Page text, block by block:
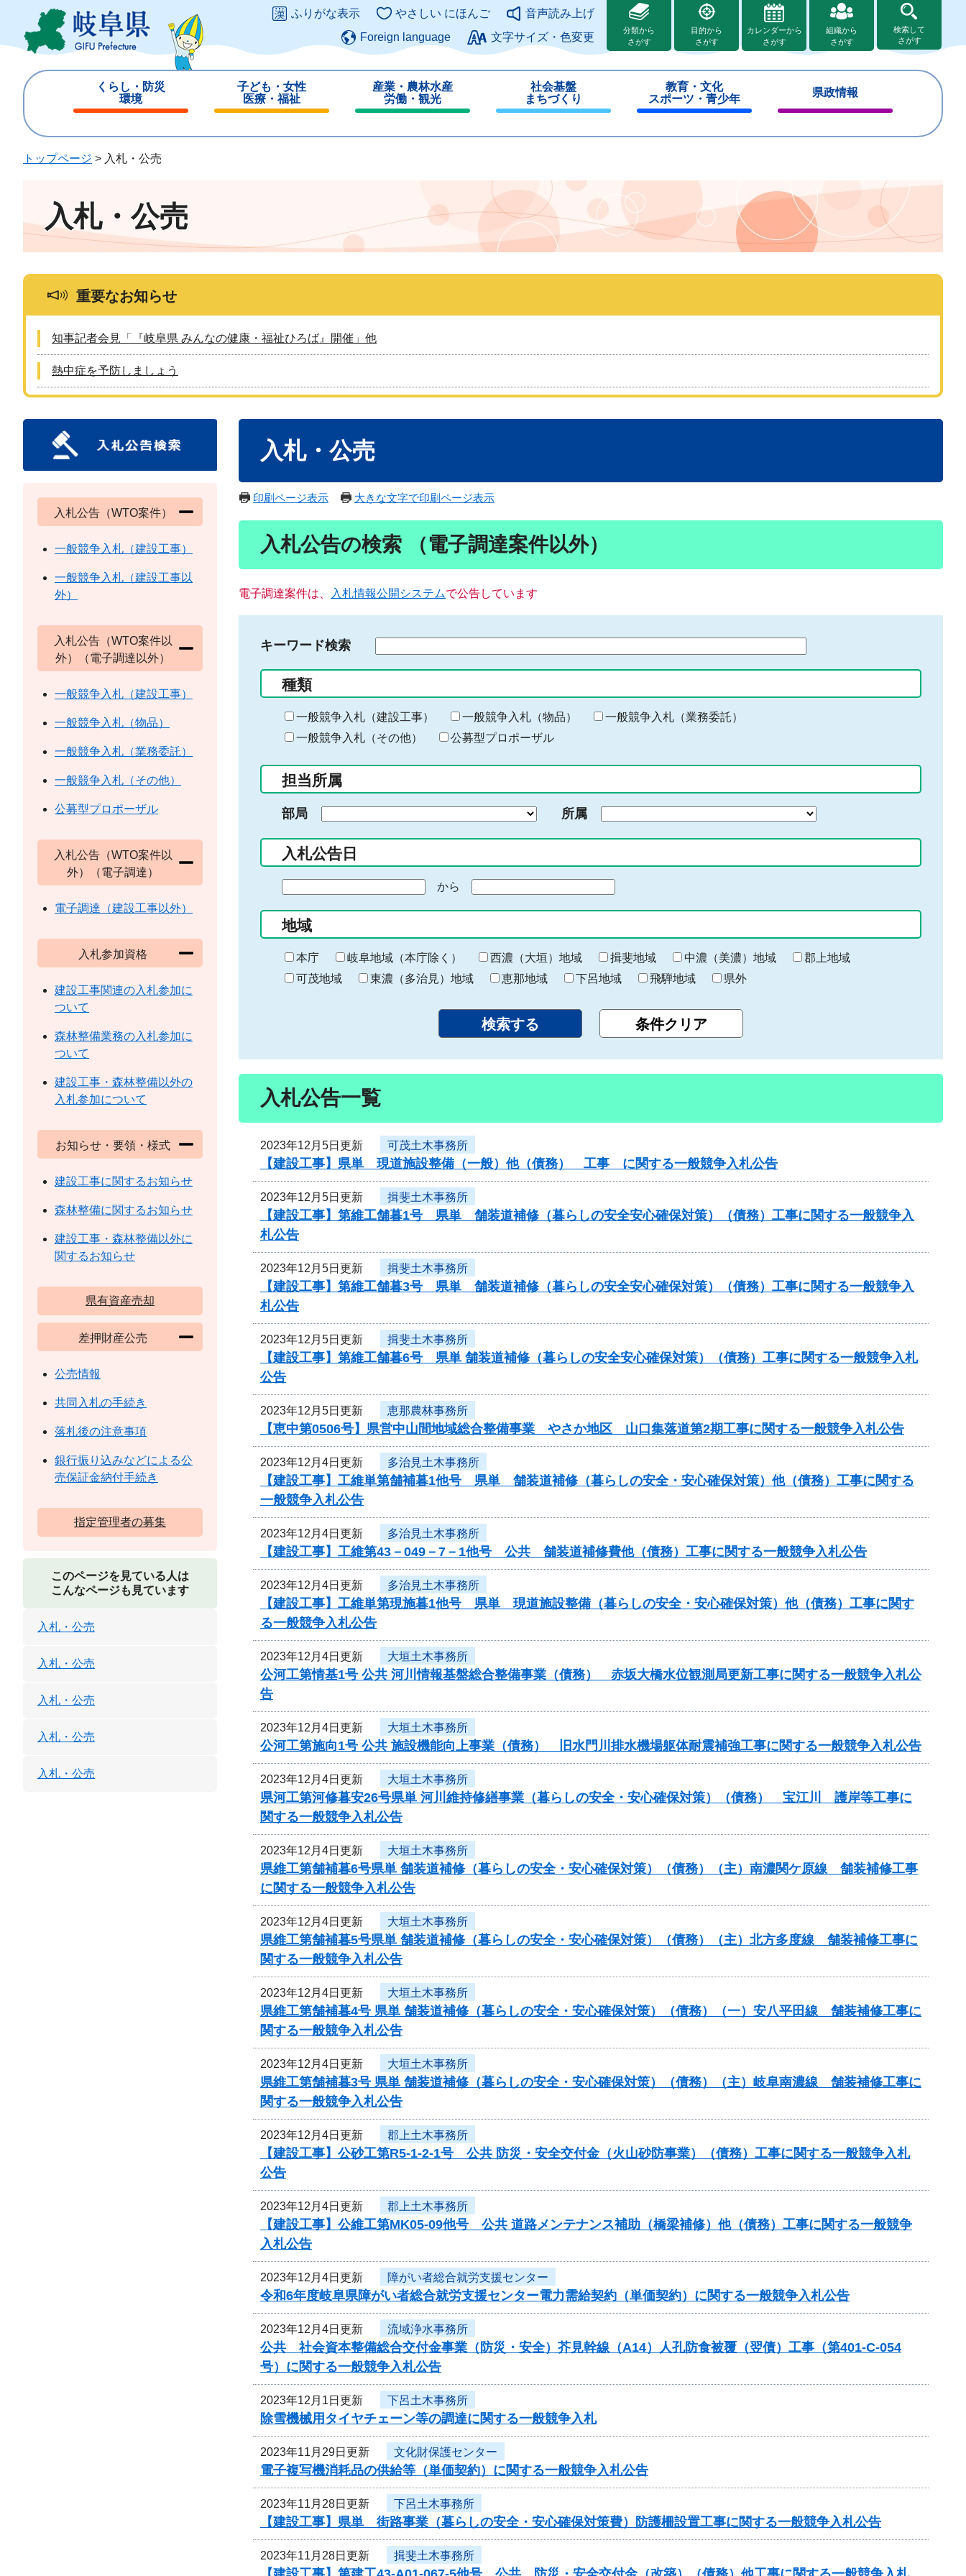
ジ
ュ
このページの本文へ
ふりがな表示 やさしい にほんご
音声読み上げ
Foreign language
文字サイズ・色変更
分類から
さがす
目的から
さがす
カレンダーから
さがす
組織から
さがす
検索して
さがす
くらし・防災
環境
じ
子ども・女性
医療・福祉
じ
産業・農林水産
労働・観光
じ
社会基盤
まちづくり
じ
教育・文化
スポーツ・青少年
じ
県政情報
じ
トップページ > 入札・公売
入札・公売
重要なお知らせ
知事記者会見「『岐阜県 みんなの健康・福祉ひろば』開催」他
熱中症を予防しましょう
入札・公売
印刷ページ表示 大きな文字で印刷ページ表示
入札公告の検索 （電子調達案件以外）
電子調達案件は、 入札情報公開システムで公告しています
キーワード検索
る
キ
ー
ー
入
力
種類
一般競争入札（建設工事） 一般競争入札（物品）
一般競争入札（業務委託）
一般競争入札（その他）
公募型プロポーザル
担当所属
部局 所属
入札公告日
の
始
ま
り
から
終
わ
り
地域
本庁 岐阜地域（本庁除く） 西濃（大垣）地域 揖斐地域 中濃（美濃）地域
郡上地域
可茂地域
東濃（多治見）地域 恵那地域 下呂地域 飛騨地域 県外
入札公告一覧
2023年12月5日更新 可茂土木事務所
【建設工事】県単 現道施設整備（一般）他（債務） 工事 に関する一般競争入札公告
2023年12月5日更新 揖斐土木事務所
【建設工事】第維工舗暮1号 県単 舗装道補修（暮らしの安全安心確保対策）（債務）工事に関する一般競争入
札公告
2023年12月5日更新 揖斐土木事務所
【建設工事】第維工舗暮3号 県単 舗装道補修（暮らしの安全安心確保対策）（債務）工事に関する一般競争入
札公告
2023年12月5日更新 揖斐土木事務所
【建設工事】第維工舗暮6号 県単 舗装道補修（暮らしの安全安心確保対策）（債務）工事に関する一般競争入札
公告
2023年12月5日更新 恵那農林事務所
【恵中第0506号】県営中山間地域総合整備事業 やさか地区 山口集落道第2期工事に関する一般競争入札公告
2023年12月4日更新 多治見土木事務所
【建設工事】工維単第舗補暮1他号 県単 舗装道補修（暮らしの安全・安心確保対策）他（債務）工事に関する
一般競争入札公告
2023年12月4日更新 多治見土木事務所
【建設工事】工維第43－049－7－1他号 公共 舗装道補修費他（債務）工事に関する一般競争入札公告
2023年12月4日更新 多治見土木事務所
【建設工事】工維単第現施暮1他号 県単 現道施設整備（暮らしの安全・安心確保対策）他（債務）工事に関す
る一般競争入札公告
2023年12月4日更新 大垣土木事務所
公河工第情基1号 公共 河川情報基盤総合整備事業（債務） 赤坂大橋水位観測局更新工事に関する一般競争入札公
告
2023年12月4日更新 大垣土木事務所
公河工第施向1号 公共 施設機能向上事業（債務） 旧水門川排水機場躯体耐震補強工事に関する一般競争入札公告
2023年12月4日更新 大垣土木事務所
県河工第河修暮安26号県単 河川維持修繕事業（暮らしの安全・安心確保対策）（債務） 宝江川 護岸等工事に
関する一般競争入札公告
2023年12月4日更新 大垣土木事務所
県維工第舗補暮6号県単 舗装道補修（暮らしの安全・安心確保対策）（債務）（主）南濃関ケ原線 舗装補修工事
に関する一般競争入札公告
2023年12月4日更新 大垣土木事務所
県維工第舗補暮5号県単 舗装道補修（暮らしの安全・安心確保対策）（債務）（主）北方多度線 舗装補修工事に
関する一般競争入札公告
2023年12月4日更新 大垣土木事務所
県維工第舗補暮4号 県単 舗装道補修（暮らしの安全・安心確保対策）（債務）（一）安八平田線 舗装補修工事に
関する一般競争入札公告
2023年12月4日更新 大垣土木事務所
県維工第舗補暮3号 県単 舗装道補修（暮らしの安全・安心確保対策）（債務）（主）岐阜南濃線 舗装補修工事に
関する一般競争入札公告
2023年12月4日更新 郡上土木事務所
【建設工事】公砂工第R5-1-2-1号 公共 防災・安全交付金（火山砂防事業）（債務）工事に関する一般競争入札
公告
2023年12月4日更新 郡上土木事務所
【建設工事】公維工第MK05-09他号 公共 道路メンテナンス補助（橋梁補修）他（債務）工事に関する一般競争
入札公告
2023年12月4日更新 障がい者総合就労支援センター
令和6年度岐阜県障がい者総合就労支援センター電力需給契約（単価契約）に関する一般競争入札公告
2023年12月4日更新 流域浄水事務所
公共 社会資本整備総合交付金事業（防災・安全）芥見幹線（A14）人孔防食被覆（翌債）工事（第401-C-054
号）に関する一般競争入札公告
2023年12月1日更新 下呂土木事務所
除雪機械用タイヤチェーン等の調達に関する一般競争入札
2023年11月29日更新 文化財保護センター
電子複写機消耗品の供給等（単価契約）に関する一般競争入札公告
2023年11月28日更新 下呂土木事務所
【建設工事】県単 街路事業（暮らしの安全・安心確保対策費）防護柵設置工事に関する一般競争入札公告
2023年11月28日更新 揖斐土木事務所
入札公告（WTO案件）
一般競争入札（建設工事）
一般競争入札（建設工事以
外）
入札公告（WTO案件以
外）（電子調達以外）
一般競争入札（建設工事）
一般競争入札（物品）
一般競争入札（業務委託）
一般競争入札（その他）
公募型プロポーザル
入札公告（WTO案件以
外）（電子調達）
電子調達（建設工事以外）
入札参加資格
建設工事関連の入札参加に
ついて
森林整備業務の入札参加に
ついて
建設工事・森林整備以外の
入札参加について
お知らせ・要領・様式
建設工事に関するお知らせ
森林整備に関するお知らせ
建設工事・森林整備以外に
関するお知らせ
県有資産売却
差押財産公売
公売情報
共同入札の手続き
落札後の注意事項
銀行振り込みなどによる公
売保証金納付手続き
指定管理者の募集
このページを見ている人は
こんなページも見ています
入札・公売
入札・公売
入札・公売
入札・公売
入札・公売